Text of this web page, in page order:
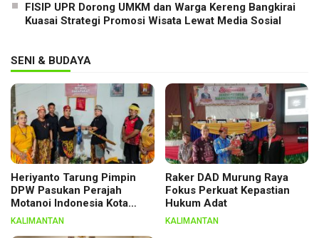
FISIP UPR Dorong UMKM dan Warga Kereng Bangkirai
Kuasai Strategi Promosi Wisata Lewat Media Sosial
SENI & BUDAYA
Heriyanto Tarung Pimpin
DPW Pasukan Perajah
Motanoi Indonesia Kota
Palangka Raya, Dikukuhkan
KALIMANTAN
Raker DAD Murung Raya
Fokus Perkuat Kepastian
Hukum Adat
KALIMANTAN